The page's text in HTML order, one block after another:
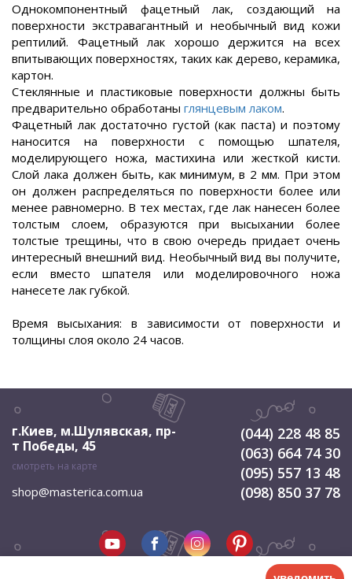
Однокомпонентный фацетный лак, создающий на
поверхности экстравагантный и необычный вид кожи
рептилий. Фацетный лак хорошо держится на всех
впитывающих поверхностях, таких как дерево, керамика,
картон.
Стеклянные и пластиковые поверхности должны быть
предварительно обработаны глянцевым лаком.
Фацетный лак достаточно густой (как паста) и поэтому
наносится на поверхности с помощью шпателя,
моделирующего ножа, мастихина или жесткой кисти.
Слой лака должен быть, как минимум, в 2 мм. При этом
он должен распределяться по поверхности более или
менее равномерно. В тех местах, где лак нанесен более
толстым слоем, образуются при высыхании более
толстые трещины, что в свою очередь придает очень
интересный внешний вид. Необычный вид вы получите,
если вместо шпателя или моделировочного ножа
нанесете лак губкой.
Время высыхания: в зависимости от поверхности и
толщины слоя около 24 часов.
г.Киев, м.Шулявская, пр-
т Победы, 45
смотреть на карте
shop@masterica.com.ua
(044) 228 48 85
(063) 664 74 30
(095) 557 13 48
(098) 850 37 78